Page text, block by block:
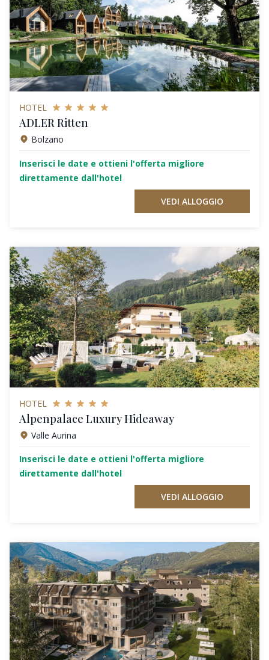
HOTEL
ADLER Ritten
Bolzano
Inserisci le date e ottieni l'offerta migliore
direttamente dall'hotel
VEDI ALLOGGIO
HOTEL
Alpenpalace Luxury Hideaway
Valle Aurina
Inserisci le date e ottieni l'offerta migliore
direttamente dall'hotel
VEDI ALLOGGIO